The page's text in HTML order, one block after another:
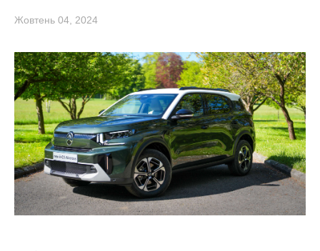
Жовтень 04, 2024